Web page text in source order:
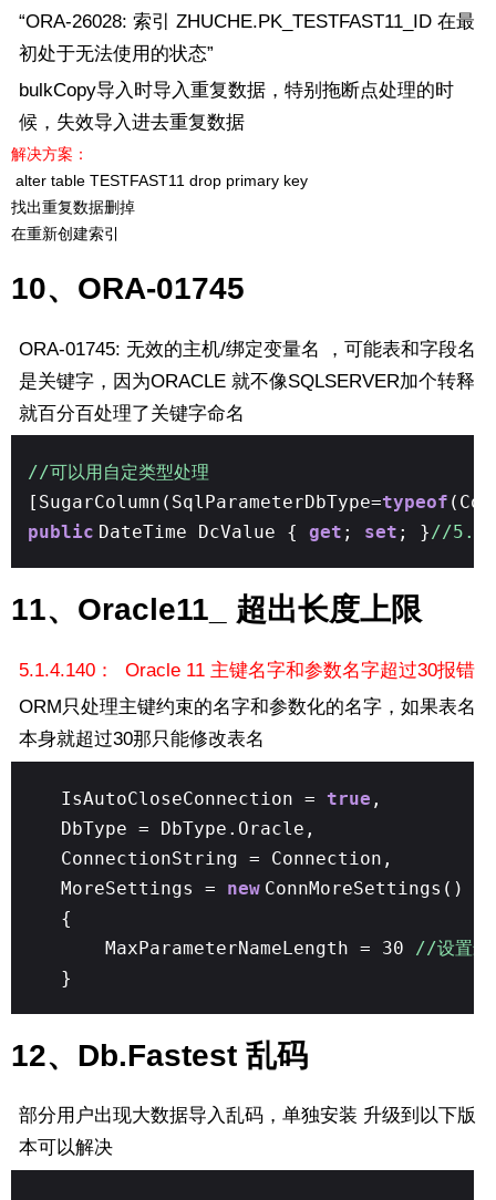
“ORA-26028: 索引 ZHUCHE.PK_TESTFAST11_ID 在最
初处于无法使用的状态”
bulkCopy导入时导入重复数据，特别拖断点处理的时
候，失效导入进去重复数据
解决方案：
alter table TESTFAST11 drop primary key
找出重复数据删掉
在重新创建索引
10、ORA-01745
ORA-01745: 无效的主机/绑定变量名 ，可能表和字段名
是关键字，因为ORACLE 就不像SQLSERVER加个转释
就百分百处理了关键字命名
//可以用自定类型处理
[SugarColumn(SqlParameterDbType=typeof
public DateTime DcValue { get ; set ; }//
11、Oracle11_ 超出长度上限
5.1.4.140： Oracle 11 主键名字和参数名字超过30报错
ORM只处理主键约束的名字和参数化的名字，如果表名
本身就超过30那只能修改表名
IsAutoCloseConnection = true ,
DbType = DbType.Oracle,
ConnectionString = Connection,
MoreSettings = new ConnMoreSettings()
{
MaxParameterNameLength = 30
//设置最
}
12、Db.Fastest 乱码
部分用户出现大数据导入乱码，单独安装 升级到以下版
本可以解决